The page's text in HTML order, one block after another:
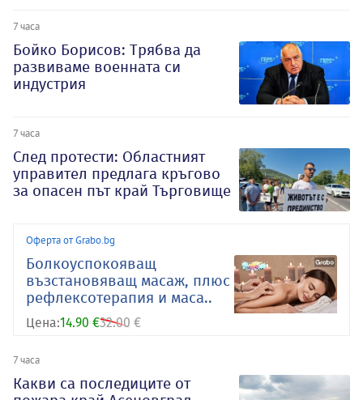
7 часа
Бойко Борисов: Трябва да
развиваме военната си
индустрия
7 часа
След протести: Областният
управител предлага кръгово
за опасен път край Търговище
Оферта от Grabo.bg
Болкоуспокояващ
възстановяващ масаж, плюс
рефлексотерапия и маса..
Цена:14.90 €32.00 €
7 часа
Какви са последиците от